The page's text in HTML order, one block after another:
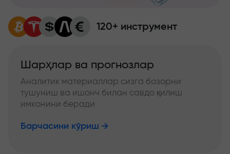
120+ инструмент
Шарҳлар ва прогнозлар
Аналитик материаллар сизга бозорни
тушуниш ва ишонч билан савдо қилиш
имконини беради
Барчасини кўриш